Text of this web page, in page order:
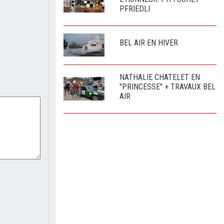
P.FRIEDLI
BEL AIR EN HIVER
NATHALIE CHATELET EN
"PRINCESSE" + TRAVAUX BEL
AIR